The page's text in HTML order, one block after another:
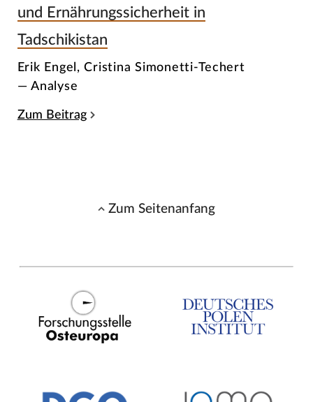
und Ernährungssicherheit in
Tadschikistan
Erik Engel, Cristina Simonetti-Techert
— Analyse
Zum Beitrag
Zum Seitenanfang